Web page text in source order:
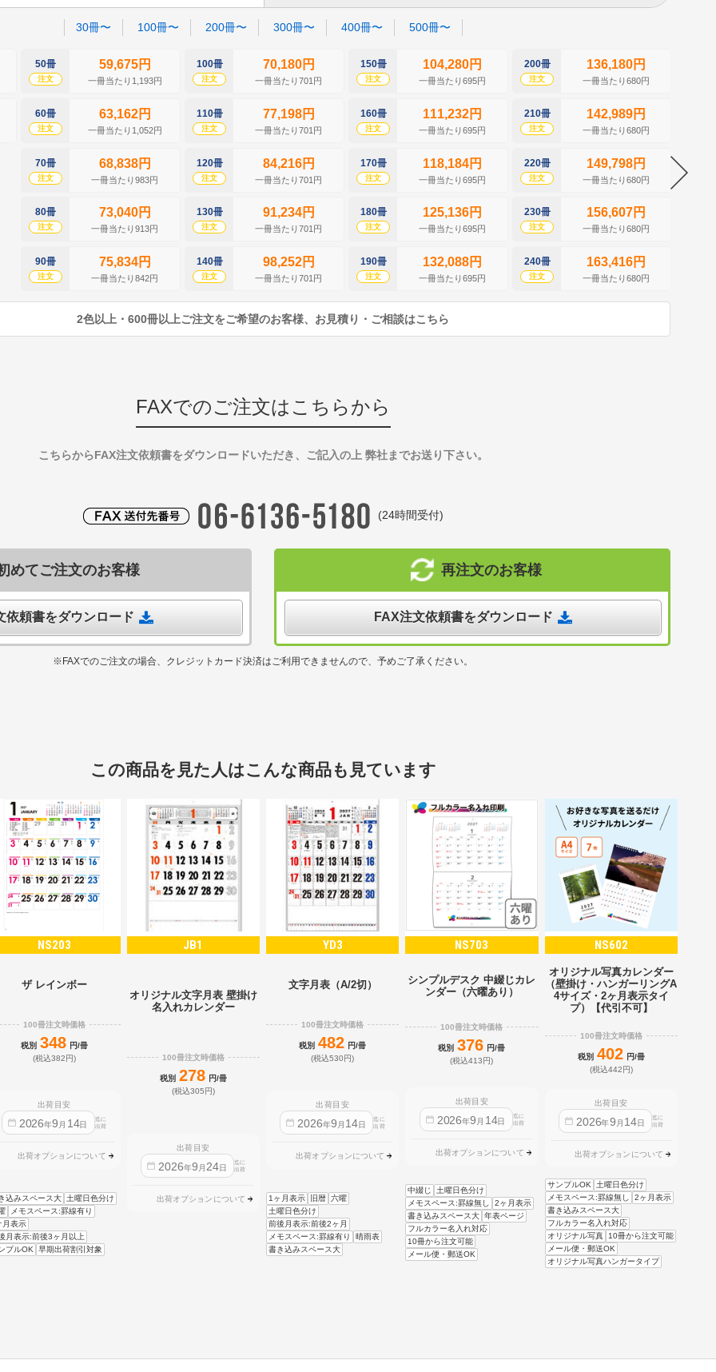
30冊〜 100冊〜 200冊〜 300冊〜 400冊〜 500冊〜
50冊
注文
59,675円
一冊当たり1,193円
60冊
注文
63,162円
一冊当たり1,052円
70冊
注文
68,838円
一冊当たり983円
80冊
注文
73,040円
一冊当たり913円
90冊
注文
75,834円
一冊当たり842円
100冊
注文
70,180円
一冊当たり701円
110冊
注文
77,198円
一冊当たり701円
120冊
注文
84,216円
一冊当たり701円
130冊
注文
91,234円
一冊当たり701円
140冊
注文
98,252円
一冊当たり701円
150冊
注文
104,280円
一冊当たり695円
160冊
注文
111,232円
一冊当たり695円
170冊
注文
118,184円
一冊当たり695円
180冊
注文
125,136円
一冊当たり695円
190冊
注文
132,088円
一冊当たり695円
200冊
注文
136,180円
一冊当たり680円
210冊
注文
142,989円
一冊当たり680円
220冊
注文
149,798円
一冊当たり680円
230冊
注文
156,607円
一冊当たり680円
240冊
注文
163,416円
一冊当たり680円
2色以上・600冊以上ご注文をご希望のお客様、お見積り・ご相談はこちら
FAXでのご注文はこちらから
こちらからFAX注文依頼書をダウンロードいただき、ご記入の上 弊社までお送り下さい。
(24時間受付)
めてご注文のお客様
依頼書をダウンロード
再注文のお客様
FAX注文依頼書をダウンロード
※FAXでのご注文の場合、クレジットカード決済はご利用できませんので、予めご了承ください。
この商品を見た人はこんな商品も見ています
NS203
ザ レインボー
100冊注文時価格
税別 348 円/冊
(税込382円)
出荷目安
2026年9 月 14日
迄に
出荷
出荷オプションについて
込みスペース大
土曜日色分け
メモスペース:罫線有り
月表示
月表示:前後3ヶ月以上
プルOK
早期出荷割引対象
JB1
オリジナル文字月表 壁掛け
名入れカレンダー
100冊注文時価格
税別 278 円/冊
(税込305円)
出荷目安
2026年9 月 24日
迄に
出荷
出荷オプションについて
YD3
文字月表（A/2切）
100冊注文時価格
税別 482 円/冊
(税込530円)
出荷目安
2026年9 月 14日
迄に
出荷
出荷オプションについて
1ヶ月表示 旧暦 六曜
土曜日色分け
前後月表示:前後2ヶ月
メモスペース:罫線有り
晴雨表
書き込みスペース大
NS703
シンプルデスク 中綴じカレ
ンダー（六曜あり）
100冊注文時価格
税別 376 円/冊
(税込413円)
出荷目安
2026年9 月 14日
迄に
出荷
出荷オプションについて
中綴じ
土曜日色分け
メモスペース:罫線無し
2ヶ月表示
書き込みスペース大 年表ページ
フルカラー名入れ対応
10冊から注文可能
メール便・郵送OK
NS602
オリジナル写真カレンダー
（壁掛け・ハンガーリングA
4サイズ・2ヶ月表示タイ
プ）【代引不可】
100冊注文時価格
税別 402 円/冊
(税込442円)
出荷目安
2026年9 月 14日
迄に
出荷
出荷オプションについて
サンプルOK 土曜日色分け
メモスペース:罫線無し
2ヶ月表示
書き込みスペース大
フルカラー名入れ対応
オリジナル写真 10冊から注文可能
メール便・郵送OK
オリジナル写真ハンガータイプ